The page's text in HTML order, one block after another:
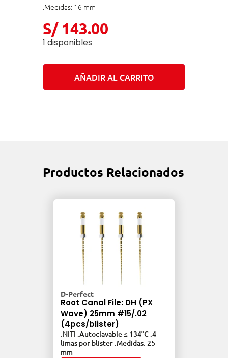
.Medidas: 16 mm
S/143.00
1 disponibles
AÑADIR AL CARRITO
Productos Relacionados
D-Perfect
Root Canal File: DH (PX
Wave) 25mm #15/.02
(4pcs/blister)
.NITI .Autoclavable ≤ 134°C .4
limas por blister .Medidas: 25
mm